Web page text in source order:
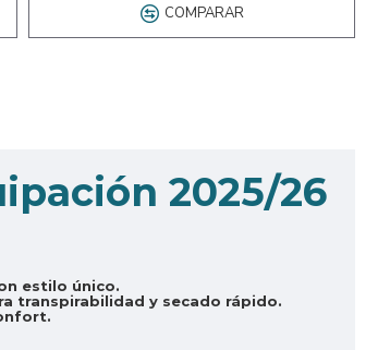
COMPARAR
2025/26
estilo único.
transpirabilidad y secado rápido.